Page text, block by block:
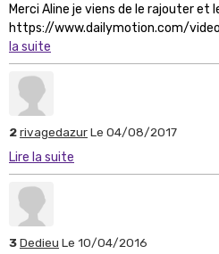
Merci Aline je viens de le rajouter et
https://www.dailymotion.com/
la suite
2rivagedazurLe 04/08/2017
Lire la suite
3Dedieu Le 10/04/2016